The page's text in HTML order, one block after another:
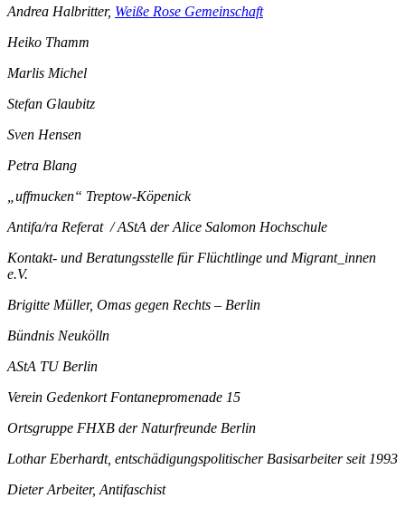
Andrea Halbritter, Weiße Rose Gemeinschaft
Heiko Thamm
Marlis Michel
Stefan Glaubitz
Sven Hensen
Petra Blang
„uffmucken“ Treptow-Köpenick
Antifa/ra Referat / AStA der Alice Salomon Hochschule
Kontakt- und Beratungsstelle für Flüchtlinge und Migrant_innen
e.V.
Brigitte Müller, Omas gegen Rechts – Berlin
Bündnis Neukölln
AStA TU Berlin
Verein Gedenkort Fontanepromenade 15
Ortsgruppe FHXB der Naturfreunde Berlin
Lothar Eberhardt, entschädigungspolitischer Basisarbeiter seit 1993
Dieter Arbeiter, Antifaschist